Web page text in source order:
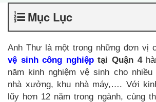
Mục Lục
Anh Thư là một trong những đơn vị
vệ sinh công nghiệptại Quận 4
năm kinh nghiệm vệ sinh cho
nhà xưởng, khu nhà máy,…. Với
lũy hơn 12 năm trong ngành, cùng